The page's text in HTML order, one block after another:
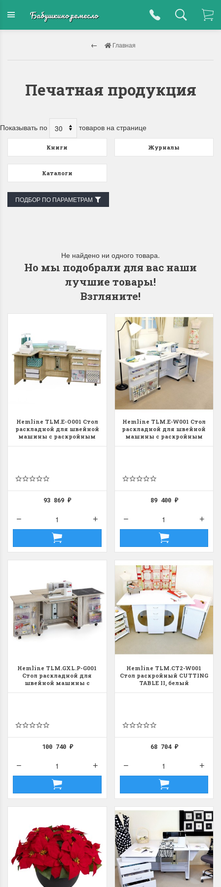
Бабушкино ремесло
Главная
Печатная продукция
Показывать по товаров на странице
Книги Журналы
Каталоги
ПОДБОР ПО ПАРАМЕТРАМ
Не найдено ни одного товара.
Но мы подобрали для вас наши
лучшие товары!
Взгляните!
Hemline TLM.E-O001 Стол
раскладной для швейной
машины с раскройным
93 869₽
Hemline TLM.E-W001 Стол
раскладной для швейной
машины с раскройным
89 400 ₽
Hemline TLM.GXL.P-G001
Стол раскладной для
швейной машины с
100 740 ₽
Hemline TLM.CT2-W001
Стол раскройный CUTTING
TABLE II, белый
68 704 ₽